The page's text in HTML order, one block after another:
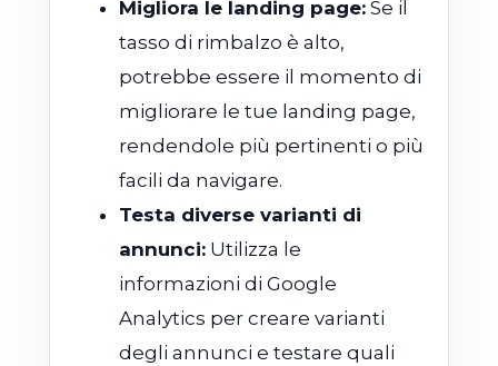
Migliora le landing page: Se il
tasso di rimbalzo è alto,
potrebbe essere il momento di
migliorare le tue landing page,
rendendole più pertinenti o più
facili da navigare.
Testa diverse varianti di
annunci: Utilizza le
informazioni di Google
Analytics per creare varianti
degli annunci e testare quali